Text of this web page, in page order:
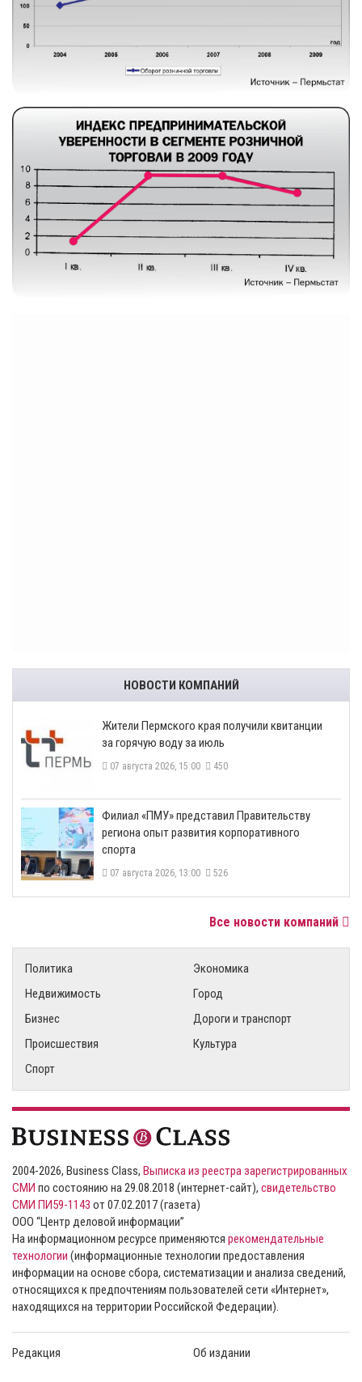
НОВОСТИ КОМПАНИЙ
​Жители Пермского края получили квитанции
за горячую воду за июль
07 августа 2026, 15:00 450
​Филиал «ПМУ» представил Правительству
региона опыт развития корпоративного
спорта
07 августа 2026, 13:00 526
Все новости компаний
Политика
Экономика
Недвижимость
Город
Бизнес
Дороги и транспорт
Происшествия
Культура
Спорт
2004-2026, Business Class, Выписка из реестра зарегистрированных
СМИ по состоянию на 29.08.2018 (интернет-сайт), свидетельство
СМИ ПИ59-1143 от 07.02.2017 (газета)
ООО “Центр деловой информации”
На информационном ресурсе применяются рекомендательные
технологии (информационные технологии предоставления
информации на основе сбора, систематизации и анализа сведений,
относящихся к предпочтениям пользователей сети «Интернет»,
находящихся на территории Российской Федерации).
Редакция Об издании